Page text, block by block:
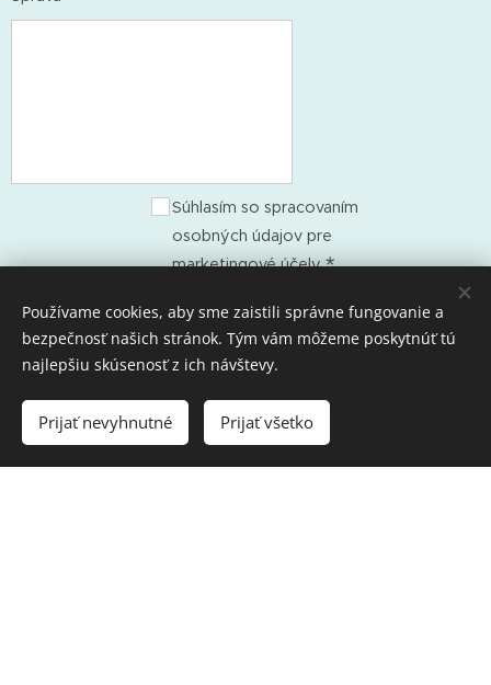
Súhlasím so spracovaním
osobných údajov pre
marketingové účely
Odoslať
Vytvorené službouWebnode
Používame cookies, aby sme zaistili správne fungovanie a
bezpečnosť našich stránok. Tým vám môžeme poskytnúť tú
najlepšiu skúsenosť z ich návštevy.
Prijať nevyhnutné Prijať všetko